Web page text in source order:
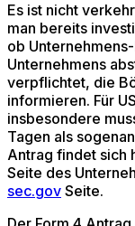
Es ist nicht
man bereits
ob
Unternehmens
verpflichtet, die
informieren. Für
insbesondere
Tagen als
Antrag findet sich
Seite des
sec.gov Seite.